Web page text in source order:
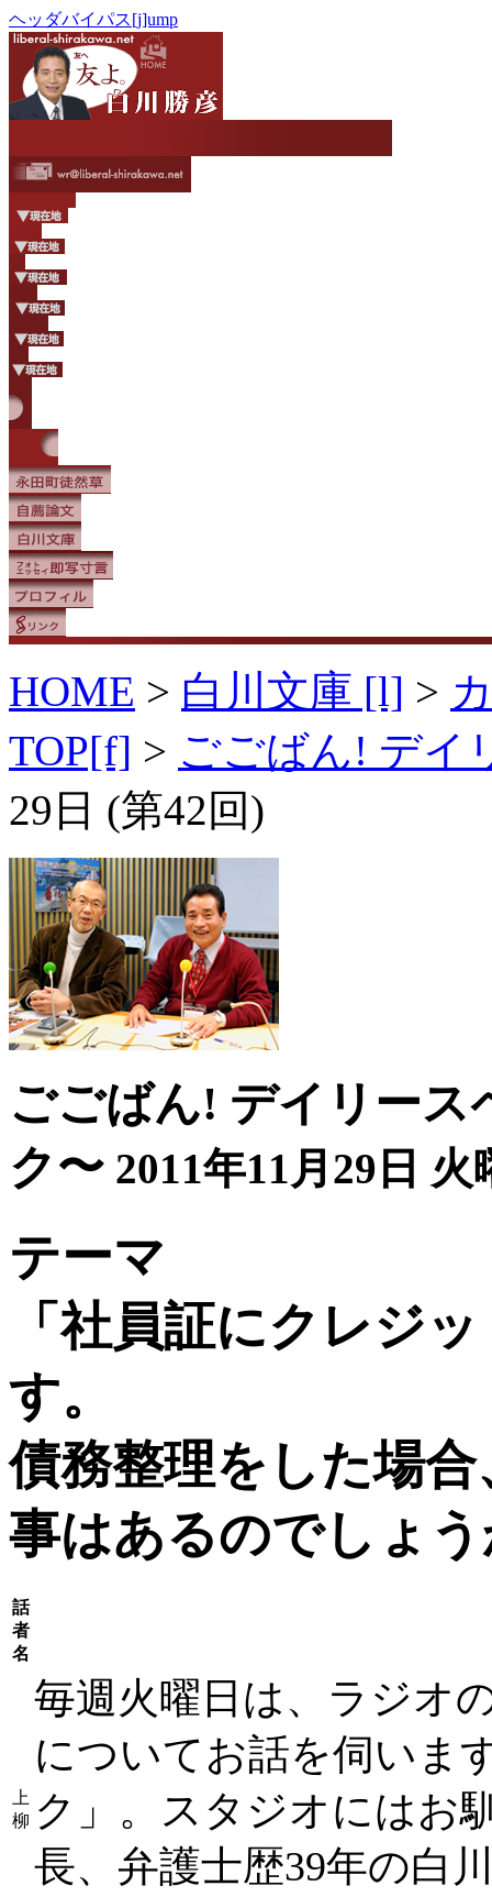
ヘッダバイパス[j]ump
HOME > 白川文庫 [l] >
TOP[f] > ごごばん! デイ
29日 (第42回)
ごごばん! デイリース
ク〜 2011年11月29日
テーマ
「社員証にクレジ
す。
債務整理をした場
事はあるのでしょ
話
者
名
上
柳
毎週火曜日は、ラジオ
についてお話を伺いま
ク」。スタジオにはお
長、弁護士歴39年の白